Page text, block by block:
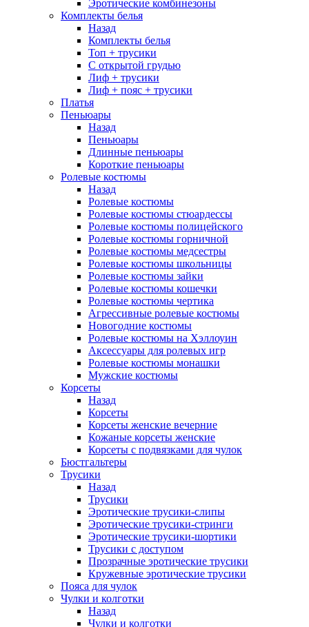
Эротические комбинезоны
Комплекты белья
Назад
Комплекты белья
Топ + трусики
С открытой грудью
Лиф + трусики
Лиф + пояс + трусики
Платья
Пеньюары
Назад
Пеньюары
Длинные пеньюары
Короткие пеньюары
Ролевые костюмы
Назад
Ролевые костюмы
Ролевые костюмы стюардессы
Ролевые костюмы полицейского
Ролевые костюмы горничной
Ролевые костюмы медсестры
Ролевые костюмы школьницы
Ролевые костюмы зайки
Ролевые костюмы кошечки
Ролевые костюмы чертика
Агрессивные ролевые костюмы
Новогодние костюмы
Ролевые костюмы на Хэллоуин
Аксессуары для ролевых игр
Ролевые костюмы монашки
Мужские костюмы
Корсеты
Назад
Корсеты
Корсеты женские вечерние
Кожаные корсеты женские
Корсеты с подвязками для чулок
Бюстгальтеры
Трусики
Назад
Трусики
Эротические трусики-слипы
Эротические трусики-стринги
Эротические трусики-шортики
Трусики с доступом
Прозрачные эротические трусики
Кружевные эротические трусики
Пояса для чулок
Чулки и колготки
Назад
Чулки и колготки